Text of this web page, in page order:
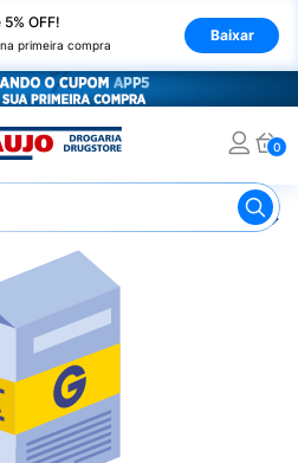
OFF!
na primeira compra
Baixar
0
Remédio para Pele e Mucosa